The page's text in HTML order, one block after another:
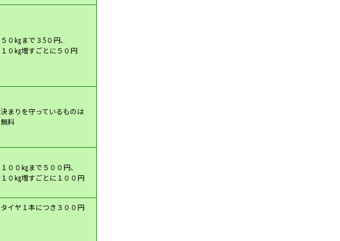
５０㎏まで３5０円 、
１０㎏増すごとに５０円
決まりを守っているものは
無料
１００㎏まで５００円、
１０㎏増すごとに１００円
タイヤ１本につき３００円